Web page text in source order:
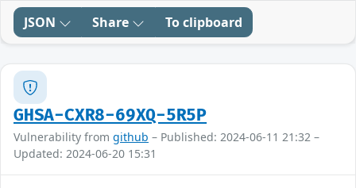
JSON Share To clipboard
GHSA-CXR8-69XQ-5R5P
Vulnerability from github – Published: 2024-06-11 21:32 –
Updated: 2024-06-20 15:31